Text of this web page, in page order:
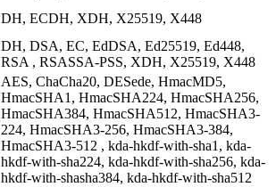
DH, ECDH, XDH, X25519, X448
DH, DSA, EC, EdDSA, Ed25519, Ed448,
RSA , RSASSA-PSS, XDH, X25519, X448
AES, ChaCha20, DESede, HmacMD5,
HmacSHA1, HmacSHA224, HmacSHA256,
HmacSHA384, HmacSHA512, HmacSHA3-
224, HmacSHA3-256, HmacSHA3-384,
HmacSHA3-512 , kda-hkdf-with-sha1, kda-
hkdf-with-sha224, kda-hkdf-with-sha256, kda-
hkdf-with-shasha384, kda-hkdf-with-sha512